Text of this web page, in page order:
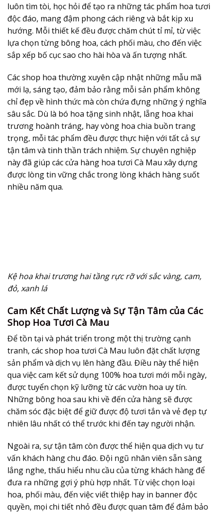
luôn tìm tòi, học hỏi để tạo ra những tác phẩm hoa tươi
độc đáo, mang đậm phong cách riêng và bắt kịp xu
hướng. Mỗi thiết kế đều được chăm chút tỉ mỉ, từ việc
lựa chọn từng bông hoa, cách phối màu, cho đến việc
sắp xếp bố cục sao cho hài hòa và ấn tượng nhất.
Các shop hoa thường xuyên cập nhật những mẫu mã
mới lạ, sáng tạo, đảm bảo rằng mỗi sản phẩm không
chỉ đẹp về hình thức mà còn chứa đựng những ý nghĩa
sâu sắc. Dù là bó hoa tặng sinh nhật, lẵng hoa khai
trương hoành tráng, hay vòng hoa chia buồn trang
trọng, mỗi tác phẩm đều được thực hiện với tất cả sự
tận tâm và tinh thần trách nhiệm. Sự chuyên nghiệp
này đã giúp các cửa hàng hoa tươi Cà Mau xây dựng
được lòng tin vững chắc trong lòng khách hàng suốt
nhiều năm qua.
Kệ hoa khai trương hai tầng rực rỡ với sắc vàng, cam,
đỏ, xanh lá
Cam Kết Chất Lượng và Sự Tận Tâm của Các
Shop Hoa Tươi Cà Mau
Để tồn tại và phát triển trong một thị trường cạnh
tranh, các shop hoa tươi Cà Mau luôn đặt chất lượng
sản phẩm và dịch vụ lên hàng đầu. Điều này thể hiện
qua việc cam kết sử dụng 100% hoa tươi mới mỗi ngày,
được tuyển chọn kỹ lưỡng từ các vườn hoa uy tín.
Những bông hoa sau khi về đến cửa hàng sẽ được
chăm sóc đặc biệt để giữ được độ tươi tắn và vẻ đẹp tự
nhiên lâu nhất có thể trước khi đến tay người nhận.
Ngoài ra, sự tận tâm còn được thể hiện qua dịch vụ tư
vấn khách hàng chu đáo. Đội ngũ nhân viên sẵn sàng
lắng nghe, thấu hiểu nhu cầu của từng khách hàng để
đưa ra những gợi ý phù hợp nhất. Từ việc chọn loại
hoa, phối màu, đến việc viết thiệp hay in banner độc
quyền, mọi chi tiết nhỏ đều được quan tâm để đảm bảo